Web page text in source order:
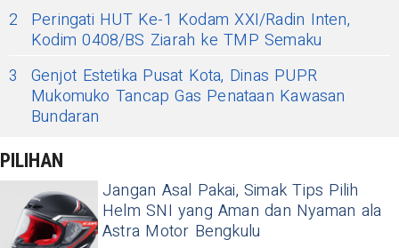
2
Peringati HUT Ke-1 Kodam XXI/Radin Inten,
Kodim 0408/BS Ziarah ke TMP Semaku
3
Genjot Estetika Pusat Kota, Dinas PUPR
Mukomuko Tancap Gas Penataan Kawasan
Bundaran
PILIHAN
Jangan Asal Pakai, Simak Tips Pilih
Helm SNI yang Aman dan Nyaman ala
Astra Motor Bengkulu